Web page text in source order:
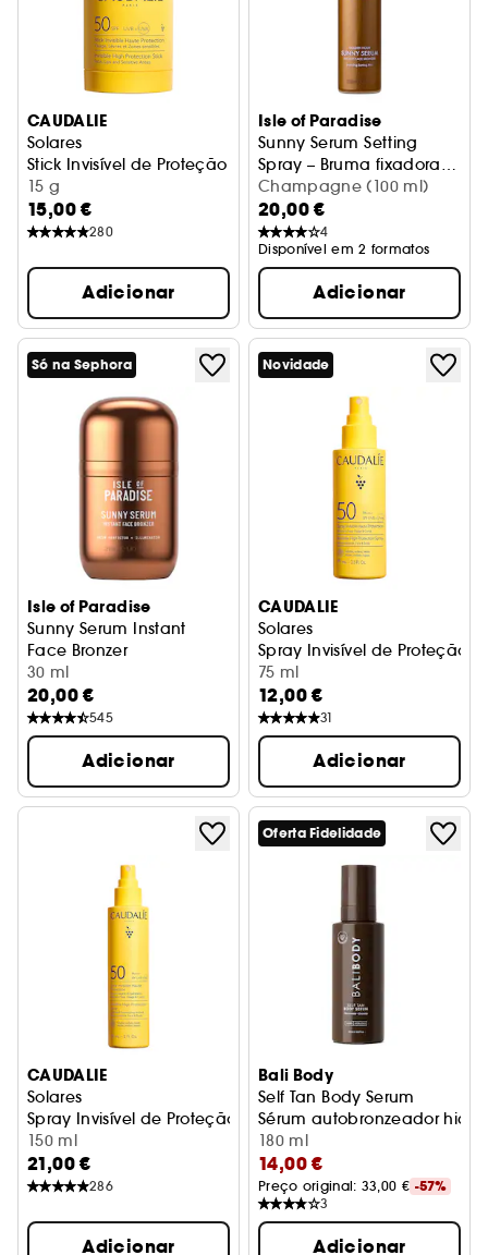
CAUDALIE
Solares
Stick Invisível de Proteção Elevada FPS50
15 g
15,00 €
280
Adicionar
Isle of Paradise
Sunny Serum Setting
Spray – Bruma fixadora
de maquilhagem
Champagne (100 ml)
20,00 €
4
Disponível em 2 formatos
Adicionar
Só na Sephora
Isle of Paradise
Sunny Serum Instant
Face Bronzer
Sérum autobronzeador para o rosto
30 ml
20,00 €
545
Adicionar
Novidade
CAUDALIE
Solares
Spray Invisível de Proteção
75 ml
12,00 €
31
Adicionar
CAUDALIE
Solares
Spray Invisível de Proteção Elevada FPS50
150 ml
21,00 €
286
Adicionar
Oferta Fidelidade
Bali Body
Self Tan Body Serum
Sérum autobronzeador
180 ml
14,00 €
Preço original: 33,00 € -57%
3
Adicionar